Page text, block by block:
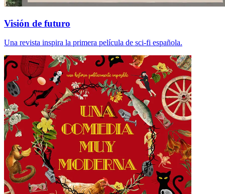
Visión de futuro
Una revista inspira la primera película de sci-fi española.